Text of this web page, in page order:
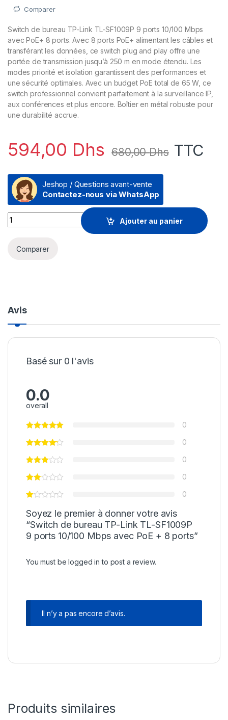
Comparer
Switch de bureau TP-Link TL-SF1009P 9 ports 10/100 Mbps
avec PoE+ 8 ports. Avec 8 ports PoE+ alimentant les câbles et
transférant les données, ce switch plug and play offre une
portée de transmission jusqu’à 250 m en mode étendu. Les
modes priorité et isolation garantissent des performances et
une sécurité optimales. Avec un budget PoE total de 65 W, ce
switch professionnel convient parfaitement à la surveillance IP,
aux conférences et plus encore. Boîtier en métal robuste pour
une durabilité accrue.
594,00 Dhs 680,00Dhs TTC
Jeshop / Questions avant-vente
Contactez-nous via WhatsApp
Switch de bureau TP-Link TL-SF1009P 9 ports 10/100 Mbps
Ajouter au panier
Comparer
Avis
Basé sur 0 l'avis
0.0
overall
0
0
0
0
0
Soyez le premier à donner votre avis
“Switch de bureau TP-Link TL-SF1009P
9 ports 10/100 Mbps avec PoE + 8 ports”
You must belogged in to post a review.
Il n’y a pas encore d’avis.
Produits similaires